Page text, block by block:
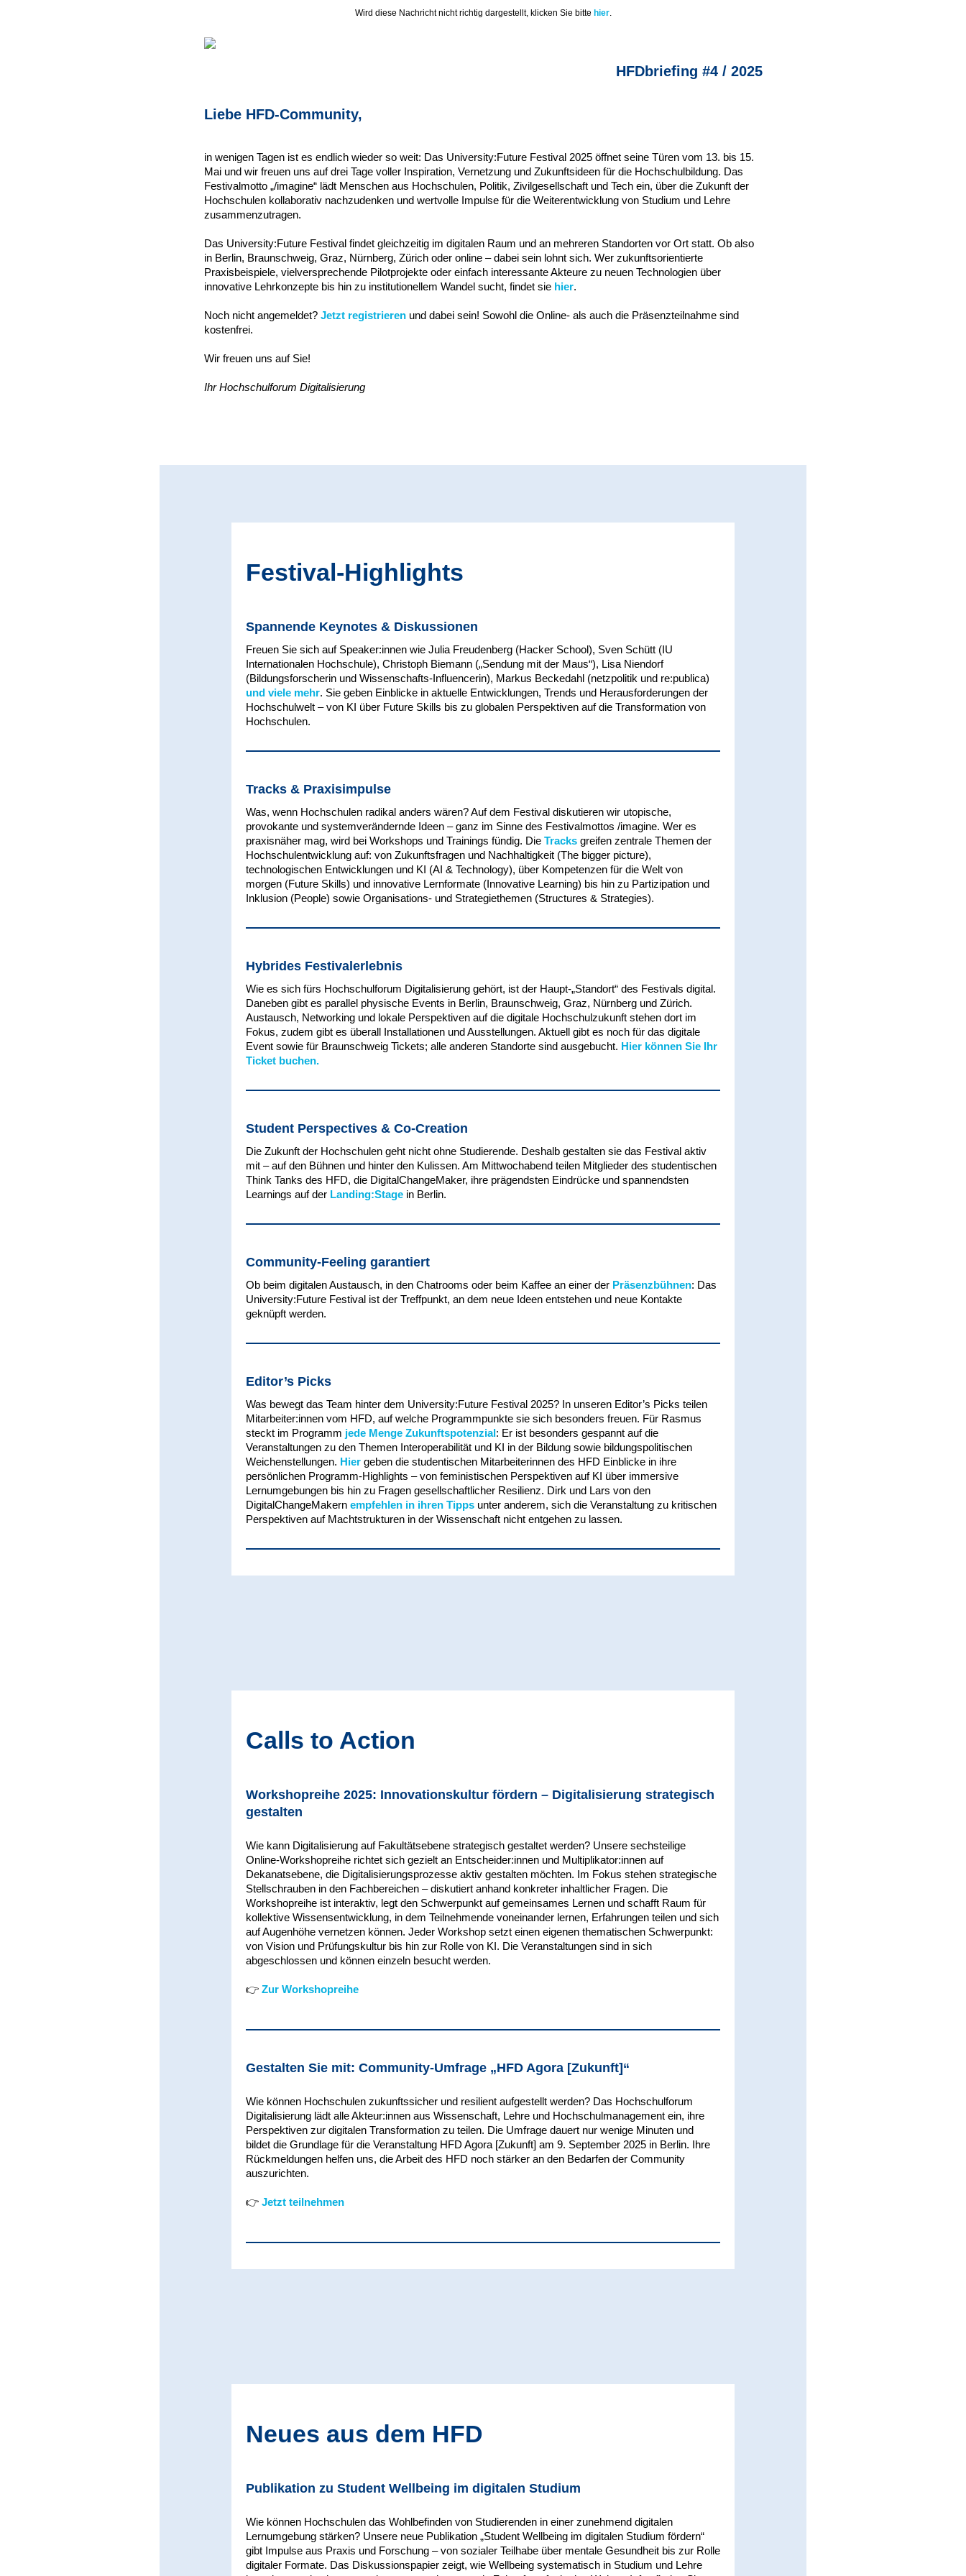
Wird diese Nachricht nicht richtig dargestellt, klicken Sie bitte hier.
HFDbriefing #4 / 2025
Liebe HFD-Community,
in wenigen Tagen ist es endlich wieder so weit: Das University:Future Festival 2025 öffnet seine Türen vom 13. bis 15.
Mai und wir freuen uns auf drei Tage voller Inspiration, Vernetzung und Zukunftsideen für die Hochschulbildung. Das
Festivalmotto „/imagine“ lädt Menschen aus Hochschulen, Politik, Zivilgesellschaft und Tech ein, über die Zukunft der
Hochschulen kollaborativ nachzudenken und wertvolle Impulse für die Weiterentwicklung von Studium und Lehre
zusammenzutragen.
Das University:Future Festival findet gleichzeitig im digitalen Raum und an mehreren Standorten vor Ort statt. Ob also
in Berlin, Braunschweig, Graz, Nürnberg, Zürich oder online – dabei sein lohnt sich. Wer zukunftsorientierte
Praxisbeispiele, vielversprechende Pilotprojekte oder einfach interessante Akteure zu neuen Technologien über
innovative Lehrkonzepte bis hin zu institutionellem Wandel sucht, findet sie hier.
Noch nicht angemeldet? Jetzt registrierenund dabei sein! Sowohl die Online- als auch die Präsenzteilnahme sind
kostenfrei.
Wir freuen uns auf Sie!
Ihr Hochschulforum Digitalisierung
Festival-Highlights
Spannende Keynotes & Diskussionen
Freuen Sie sich auf Speaker:innen wie Julia Freudenberg (Hacker School), Sven Schütt (IU
Internationalen Hochschule), Christoph Biemann („Sendung mit der Maus“), Lisa Niendorf
(Bildungsforscherin und Wissenschafts-Influencerin), Markus Beckedahl (netzpolitik und re:publica)
und viele mehr. Sie geben Einblicke in aktuelle Entwicklungen, Trends und Herausforderungen der
Hochschulwelt – von KI über Future Skills bis zu globalen Perspektiven auf die Transformation von
Hochschulen.
Tracks & Praxisimpulse
Was, wenn Hochschulen radikal anders wären? Auf dem Festival diskutieren wir utopische,
provokante und systemverändernde Ideen – ganz im Sinne des Festivalmottos /imagine. Wer es
praxisnäher mag, wird bei Workshops und Trainings fündig. Die Tracks greifen zentrale Themen der
Hochschulentwicklung auf: von Zukunftsfragen und Nachhaltigkeit (The bigger picture),
technologischen Entwicklungen und KI (AI & Technology), über Kompetenzen für die Welt von
morgen (Future Skills) und innovative Lernformate (Innovative Learning) bis hin zu Partizipation und
Inklusion (People) sowie Organisations- und Strategiethemen (Structures & Strategies).
Hybrides Festivalerlebnis
Wie es sich fürs Hochschulforum Digitalisierung gehört, ist der Haupt-„Standort“ des Festivals digital.
Daneben gibt es parallel physische Events in Berlin, Braunschweig, Graz, Nürnberg und Zürich.
Austausch, Networking und lokale Perspektiven auf die digitale Hochschulzukunft stehen dort im
Fokus, zudem gibt es überall Installationen und Ausstellungen. Aktuell gibt es noch für das digitale
Event sowie für Braunschweig Tickets; alle anderen Standorte sind ausgebucht. Hier können Sie Ihr
Ticket buchen.
Student Perspectives & Co-Creation
Die Zukunft der Hochschulen geht nicht ohne Studierende. Deshalb gestalten sie das Festival aktiv
mit – auf den Bühnen und hinter den Kulissen. Am Mittwochabend teilen Mitglieder des studentischen
Think Tanks des HFD, die DigitalChangeMaker, ihre prägendsten Eindrücke und spannendsten
Learnings auf der Landing:Stage in Berlin.
Community-Feeling garantiert
Ob beim digitalen Austausch, in den Chatrooms oder beim Kaffee an einer der Präsenzbühnen: Das
University:Future Festival ist der Treffpunkt, an dem neue Ideen entstehen und neue Kontakte
geknüpft werden.
Editor’s Picks
Was bewegt das Team hinter dem University:Future Festival 2025? In unseren Editor’s Picks teilen
Mitarbeiter:innen vom HFD, auf welche Programmpunkte sie sich besonders freuen. Für Rasmus
steckt im Programm jede Menge Zukunftspotenzial: Er ist besonders gespannt auf die
Veranstaltungen zu den Themen Interoperabilität und KI in der Bildung sowie bildungspolitischen
Weichenstellungen. Hier geben die studentischen Mitarbeiterinnen des HFD Einblicke in ihre
persönlichen Programm-Highlights – von feministischen Perspektiven auf KI über immersive
Lernumgebungen bis hin zu Fragen gesellschaftlicher Resilienz. Dirk und Lars von den
DigitalChangeMakern empfehlen in ihren Tipps unter anderem, sich die Veranstaltung zu kritischen
Perspektiven auf Machtstrukturen in der Wissenschaft nicht entgehen zu lassen.
Calls to Action
Workshopreihe 2025: Innovationskultur fördern – Digitalisierung strategisch
gestalten
Wie kann Digitalisierung auf Fakultätsebene strategisch gestaltet werden? Unsere sechsteilige
Online-Workshopreihe richtet sich gezielt an Entscheider:innen und Multiplikator:innen auf
Dekanatsebene, die Digitalisierungsprozesse aktiv gestalten möchten. Im Fokus stehen strategische
Stellschrauben in den Fachbereichen – diskutiert anhand konkreter inhaltlicher Fragen. Die
Workshopreihe ist interaktiv, legt den Schwerpunkt auf gemeinsames Lernen und schafft Raum für
kollektive Wissensentwicklung, in dem Teilnehmende voneinander lernen, Erfahrungen teilen und sich
auf Augenhöhe vernetzen können. Jeder Workshop setzt einen eigenen thematischen Schwerpunkt:
von Vision und Prüfungskultur bis hin zur Rolle von KI. Die Veranstaltungen sind in sich
abgeschlossen und können einzeln besucht werden.
👉 Zur Workshopreihe
Gestalten Sie mit: Community-Umfrage „HFD Agora [Zukunft]“
Wie können Hochschulen zukunftssicher und resilient aufgestellt werden? Das Hochschulforum
Digitalisierung lädt alle Akteur:innen aus Wissenschaft, Lehre und Hochschulmanagement ein, ihre
Perspektiven zur digitalen Transformation zu teilen. Die Umfrage dauert nur wenige Minuten und
bildet die Grundlage für die Veranstaltung HFD Agora [Zukunft] am 9. September 2025 in Berlin. Ihre
Rückmeldungen helfen uns, die Arbeit des HFD noch stärker an den Bedarfen der Community
auszurichten.
👉 Jetzt teilnehmen
Neues aus dem HFD
Publikation zu Student Wellbeing im digitalen Studium
Wie können Hochschulen das Wohlbefinden von Studierenden in einer zunehmend digitalen
Lernumgebung stärken? Unsere neue Publikation „Student Wellbeing im digitalen Studium fördern“
gibt Impulse aus Praxis und Forschung – von sozialer Teilhabe über mentale Gesundheit bis zur Rolle
digitaler Formate. Das Diskussionspapier zeigt, wie Wellbeing systematisch in Studium und Lehre